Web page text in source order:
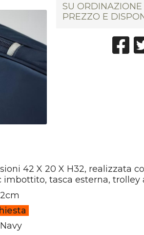
SU ORDINAZIONE
PREZZO E
42 X 20 X H32, realizzata
tasca esterna, trolley